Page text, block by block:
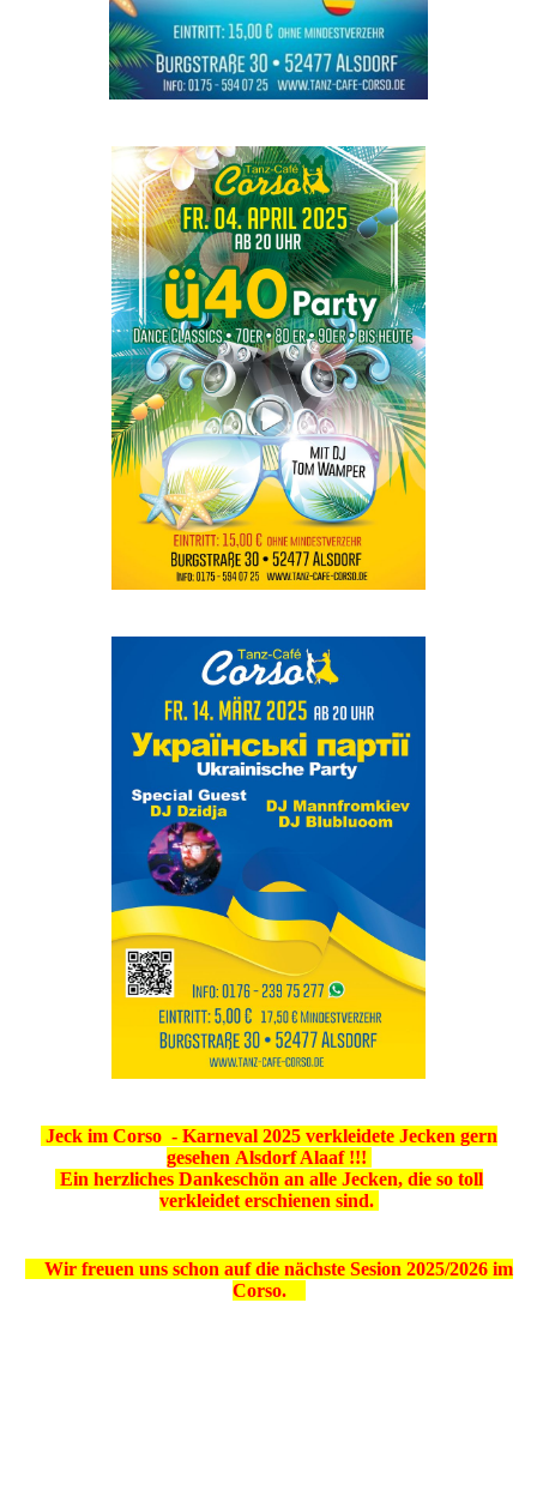
Jeck im Corso - Karneval 2025 verkleidete Jecken gern
gesehen Alsdorf Alaaf !!!
Ein herzliches Dankeschön an alle Jecken, die so toll
verkleidet erschienen sind.
Wir freuen uns schon auf die nächste Sesion 2025/2026 im
Corso.